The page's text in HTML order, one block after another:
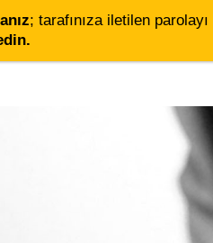
; tarafınıza iletilen parolayı